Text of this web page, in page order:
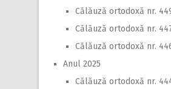
Călăuză ortodoxă nr.
Călăuză ortodoxă nr.
Călăuză ortodoxă nr.
Anul 2025
Călăuză ortodoxă nr.